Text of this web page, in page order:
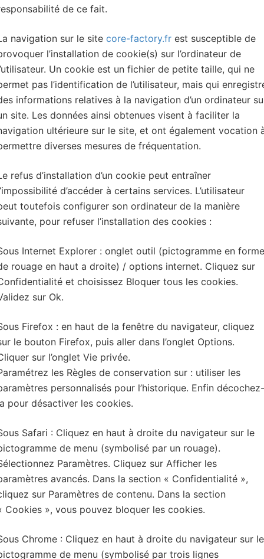
de ce fait.
navigation sur le site core-factory.fr est susceptible de
l’installation de cookie(s) sur l’ordinateur de
Un cookie est un fichier de petite taille, qui ne
pas l’identification de l’utilisateur, mais qui
informations relatives à la navigation d’un ordinateur
site. Les données ainsi obtenues visent à faciliter la
ultérieure sur le site, et ont également vocation
diverses mesures de fréquentation.
refus d’installation d’un cookie peut entraîner
d’accéder à certains services. L’utilisateur
toutefois configurer son ordinateur de la manière
pour refuser l’installation des cookies :
Internet Explorer : onglet outil (pictogramme en forme
rouage en haut a droite) / options internet. Cliquez sur
et choisissez Bloquer tous les cookies.
sur Ok.
Firefox : en haut de la fenêtre du navigateur, cliquez
le bouton Firefox, puis aller dans l’onglet Options.
sur l’onglet Vie privée.
les Règles de conservation sur : utiliser les
personnalisés pour l’historique. Enfin décochez-
pour désactiver les cookies.
Safari : Cliquez en haut à droite du navigateur sur le
de menu (symbolisé par un rouage).
Paramètres. Cliquez sur Afficher les
avancés. Dans la section « Confidentialité »,
sur Paramètres de contenu. Dans la section
Cookies », vous pouvez bloquer les cookies.
Chrome : Cliquez en haut à droite du navigateur sur le
de menu (symbolisé par trois lignes